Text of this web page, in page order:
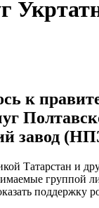
к
завод
Татарстан и
группой
поддержку